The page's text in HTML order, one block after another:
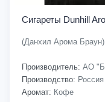
Сигареты Dunhill
(Данхил Арома Браун)
Производитель: АО
Производство: Россия
Аромат: Кофе